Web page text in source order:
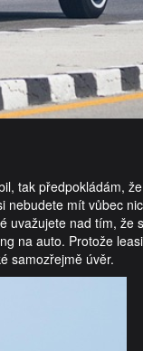
tak předpokládám,
nebudete mít vůbec
uvažujete nad tím, že
na auto. Protože
samozřejmě úvěr.